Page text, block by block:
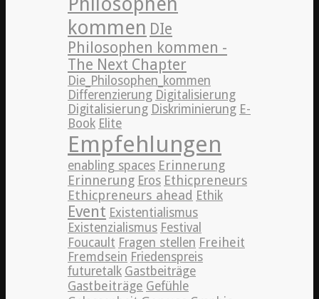
kommen DIe
Philosophen kommen -
The Next Chapter
Die_Philosophen_kommen
Differenzierung Digitalisierung
Digitalisierung Diskriminierung E-
Book Elite
Empfehlungen
enabling spaces Erinnerung
Erinnerung Eros Ethicpreneurs
Ethicpreneurs ahead Ethik
Event Existentialismus
Existenzialismus Festival
Foucault Fragen stellen Freiheit
Fremdsein Friedenspreis
futuretalk Gastbeiträge
Gastbeiträge Gefühle